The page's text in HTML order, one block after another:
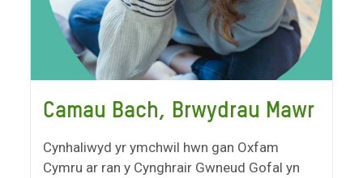
Camau Bach, Brwydrau Mawr
Cynhaliwyd yr ymchwil hwn gan Oxfam
Cymru ar ran y Cynghrair Gwneud Gofal yn